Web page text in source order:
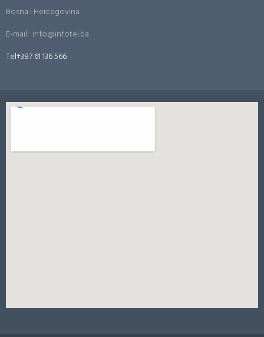
Bosna i Hercegovina
E-mail: info@infotel.ba
Tel+387 61 136 566